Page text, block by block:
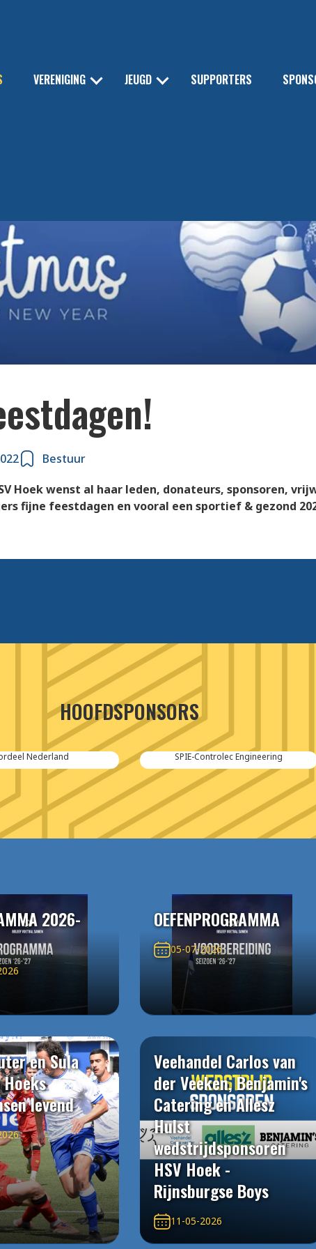
VERENIGING JEUGD SUPPORTERS
Bestuur
Hoek wenst al haar leden, donateurs, sponsoren,
fijne feestdagen en vooral een sportief & gezond
HOOFDSPONSORS
Nederland SPIE-Controlec Engineering
2026-
OEFENPROGRAMMA
05-07-2026
en Sula
levend
Veehandel Carlos van
der Veeken, Benjamin's
Catering en Allesz
Hulst
wedstrijdsponsoren
HSV Hoek -
Rijnsburgse Boys
11-05-2026